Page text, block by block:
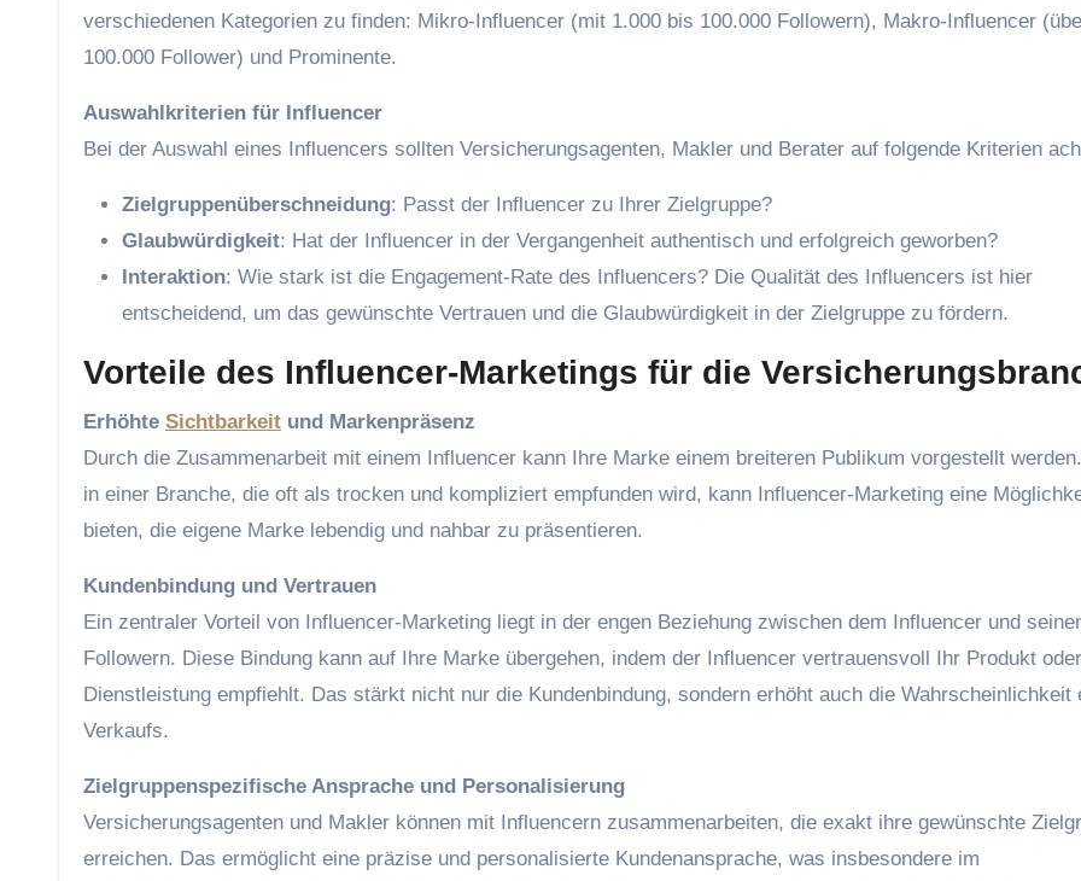
verschiedenen Kategorien zu finden: Mikro-Influencer (mit 1.000 bis 100.000 Followern), Makro-Influencer
100.000 Follower) und Prominente.
Auswahlkriterien für Influencer
Bei der Auswahl eines Influencers sollten Versicherungsagenten, Makler und Berater auf folgende Kriterien
Zielgruppenüberschneidung: Passt der Influencer zu Ihrer Zielgruppe?
Glaubwürdigkeit: Hat der Influencer in der Vergangenheit authentisch und erfolgreich geworben?
Interaktion: Wie stark ist die Engagement-Rate des Influencers? Die Qualität des Influencers ist hier
entscheidend, um das gewünschte Vertrauen und die Glaubwürdigkeit in der Zielgruppe zu fördern.
Vorteile des Influencer-Marketings für die
Erhöhte Sichtbarkeit und Markenpräsenz
Durch die Zusammenarbeit mit einem Influencer kann Ihre Marke einem breiteren Publikum vorgestellt
in einer Branche, die oft als trocken und kompliziert empfunden wird, kann Influencer-Marketing eine
bieten, die eigene Marke lebendig und nahbar zu präsentieren.
Kundenbindung und Vertrauen
Ein zentraler Vorteil von Influencer-Marketing liegt in der engen Beziehung zwischen dem Influencer und
Followern. Diese Bindung kann auf Ihre Marke übergehen, indem der Influencer vertrauensvoll Ihr Produkt
Dienstleistung empfiehlt. Das stärkt nicht nur die Kundenbindung, sondern erhöht auch die Wahrscheinlichkeit
Verkaufs.
Zielgruppenspezifische Ansprache und Personalisierung
Versicherungsagenten und Makler können mit Influencern zusammenarbeiten, die exakt ihre gewünschte
erreichen. Das ermöglicht eine präzise und personalisierte Kundenansprache, was insbesondere im